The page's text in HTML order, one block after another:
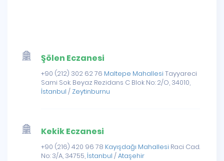
Şölen Eczanesi
+90 (212) 302 62 76 Maltepe Mahallesi Tayyareci
Sami Sok. Beyaz Rezidans C Blok No: 2/O, 34010,
İstanbul / Zeytinburnu
Kekik Eczanesi
+90 (216) 420 96 78 Kayışdağı Mahallesi Raci Cad.
No: 3/A, 34755, İstanbul /Ataşehir